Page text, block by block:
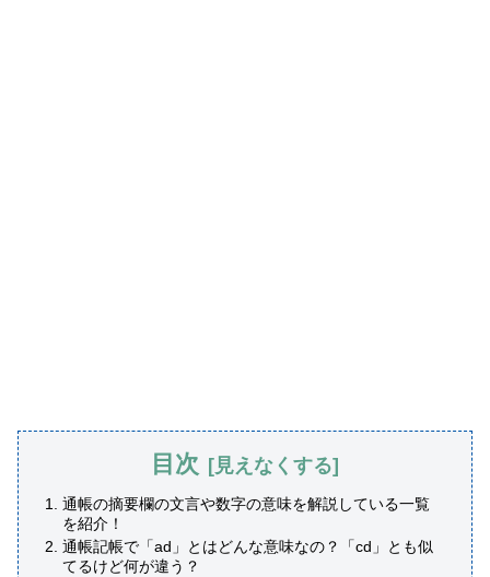
目次
通帳の摘要欄の文言や数字の意味を解説している一覧
を紹介！
通帳記帳で「ad」とはどんな意味なの？「cd」とも似
てるけど何が違う？